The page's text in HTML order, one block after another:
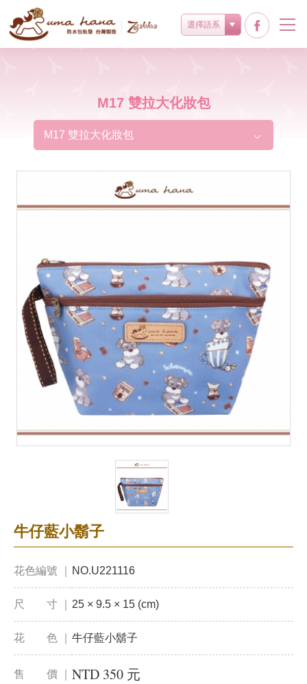
選擇語系
M17 雙拉大化妝包
M17 雙拉大化妝包
牛仔藍小鬍子
花色編號 ｜ NO.U221116
尺 寸 ｜ 25 × 9.5 × 15 (cm)
花 色 ｜ 牛仔藍小鬍子
售 價 ｜ NTD 350 元